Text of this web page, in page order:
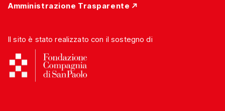
Amministrazione Trasparente
Il sito è stato realizzato con il sostegno di